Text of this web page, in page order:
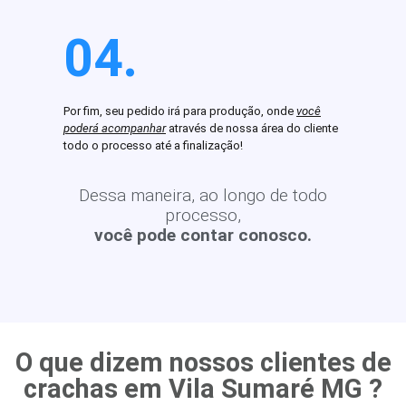
04.
Por fim, seu pedido irá para produção, onde você
poderá acompanharatravés de nossa área do cliente
todo o processo até a finalização!
Dessa maneira, ao longo de todo
processo,
você pode contar conosco.
O que dizem nossos clientes de
crachas em Vila Sumaré MG ?